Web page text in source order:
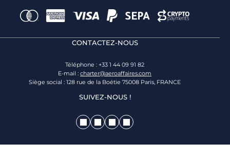
CONTACTEZ-NOUS
Téléphone : +33 1 44 09 91 82
E-mail : charter@aeroaffaires.com
Siège social : 128 rue de la Boétie 75008 Paris, FRANCE
SUIVEZ-NOUS !